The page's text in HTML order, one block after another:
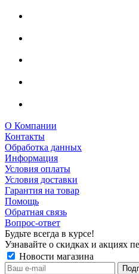
О Компании
Контакты
Обработка данных
Информация
Условия оплаты
Условия доставки
Гарантия на товар
Помощь
Обратная связь
Вопрос-ответ
Будьте всегда в курсе!
Узнавайте о скидках и акциях
Новости магазина